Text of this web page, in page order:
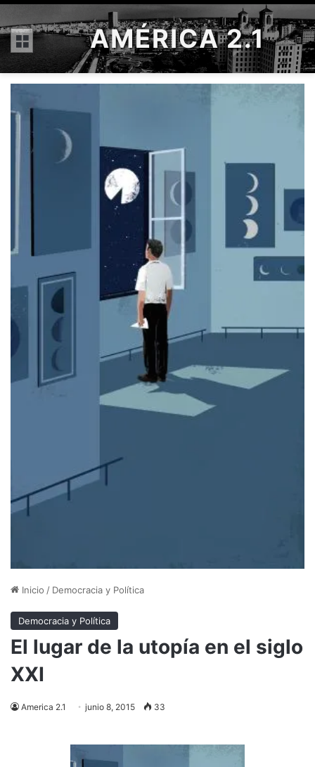
Menú AMÉRICA 2.1
Inicio / Democracia y Política
Democracia y Política
El lugar de la utopía en el siglo
XXI
America 2.1 junio 8, 2015 33